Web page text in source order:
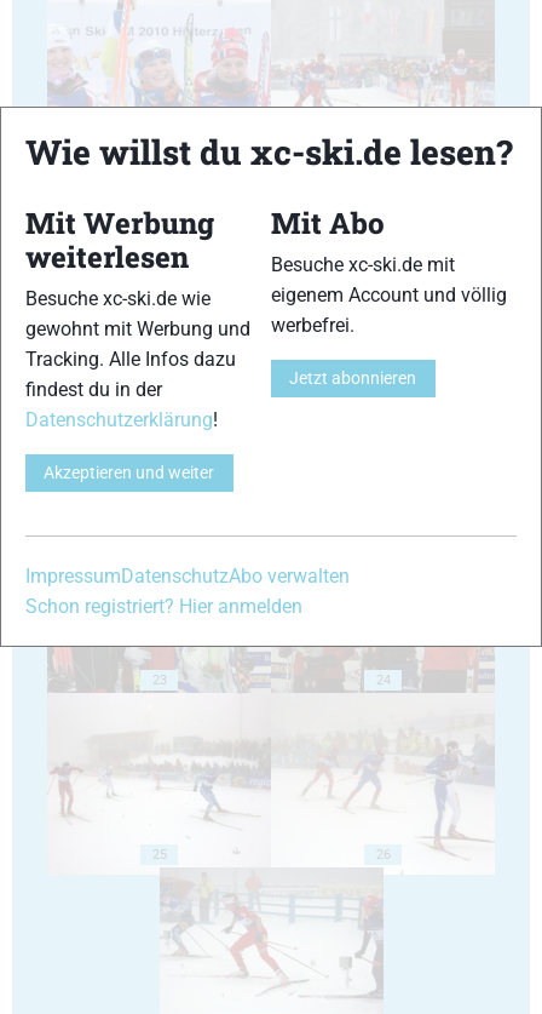
17 18
19
23 24
25 26
Wie willst du xc-ski.de lesen?
Mit Werbung
weiterlesen
Besuche xc-ski.de wie
gewohnt mit Werbung und
Tracking. Alle Infos dazu
findest du in der
Datenschutzerklärung!
Akzeptieren und weiter
Mit Abo
Besuche xc-ski.de mit
eigenem Account und völlig
werbefrei.
Jetzt abonnieren
ImpressumDatenschutzAbo verwalten
Schon registriert? Hier anmelden